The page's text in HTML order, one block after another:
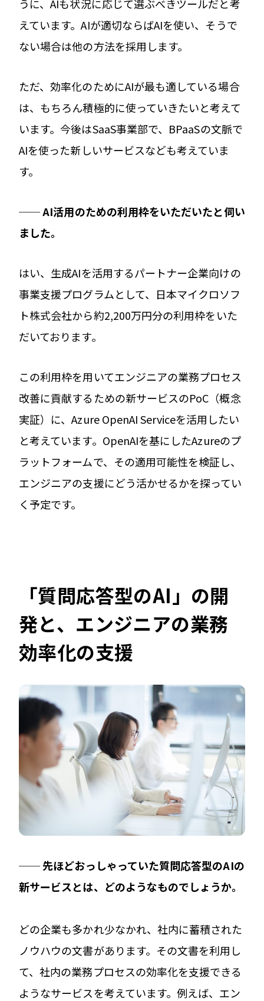
うに、AIも状況に応じて選ぶべきツールだと考
えています。AIが適切ならばAIを使い、そうで
ない場合は他の方法を採用します。
ただ、効率化のためにAIが最も適している場合
は、もちろん積極的に使っていきたいと考えて
います。今後はSaaS事業部で、BPaaSの文脈で
AIを使った新しいサービスなども考えていま
す。
── AI活用のための利用枠をいただいたと伺い
ました。
はい、生成AIを活用するパートナー企業向けの
事業支援プログラムとして、日本マイクロソフ
ト株式会社から約2,200万円分の利用枠をいた
だいております。
この利用枠を用いてエンジニアの業務プロセス
改善に貢献するための新サービスのPoC（概念
実証）に、Azure OpenAI Serviceを活用したい
と考えています。OpenAIを基にしたAzureのプ
ラットフォームで、その適用可能性を検証し、
エンジニアの支援にどう活かせるかを探ってい
く予定です。
「質問応答型のAI」の開
発と、エンジニアの業務
効率化の支援
── 先ほどおっしゃっていた質問応答型のAIの
新サービスとは、どのようなものでしょうか。
どの企業も多かれ少なかれ、社内に蓄積された
ノウハウの文書があります。その文書を利用し
て、社内の業務プロセスの効率化を支援できる
ようなサービスを考えています。例えば、エン